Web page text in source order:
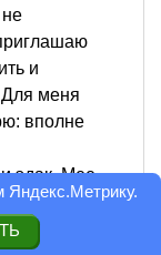
и
меня
вполне
эдак. Мее
ужинах и
в
Яндекс.Метрику.